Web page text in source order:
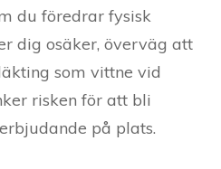
du föredrar fysisk
dig osäker, överväg att
som vittne vid
risken för att bli
på plats.